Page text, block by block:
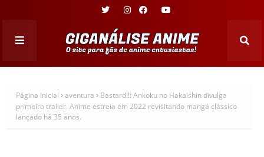
Página inicial aventura
Bastard!!: Ankoku no Hakaishin divulga
primeiro trailer. Anime estreia em 2022 revisitando mangá clássico
lançado há 35 anos.